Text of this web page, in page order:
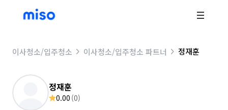
이사청소/입주청소 이사청소/입주청소 파트너 정재훈
정재훈
0.00 (0)